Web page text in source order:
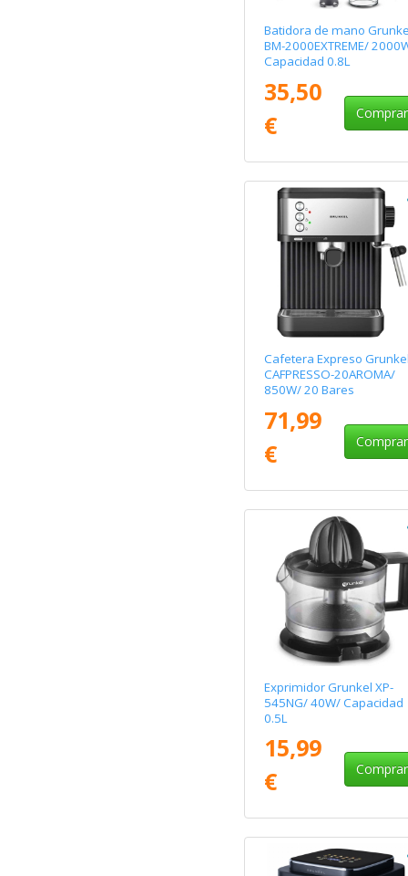
Batidora de mano
BM-2000EXTREME/
Capacidad 0.8L
35,50
€
Comprar
Cafetera Expreso
CAFPRESSO-20AROMA/
850W/ 20 Bares
71,99
€
Comprar
Exprimidor Grunkel XP-
545NG/ 40W/ Capacidad
0.5L
15,99
€
Comprar